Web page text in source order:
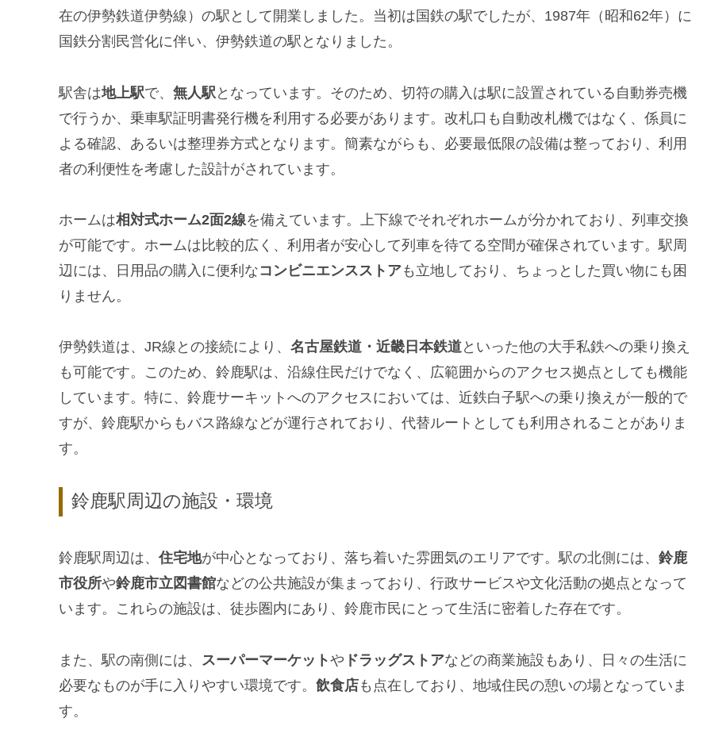
在の伊勢鉄道伊勢線）の駅として開業しました。当初は国鉄の駅でしたが、1987年（昭和62年）に
国鉄分割民営化に伴い、伊勢鉄道の駅となりました。
駅舎は地上駅で、 無人駅 となっています。そのため、切符の購入は駅に設置されている自動券売機
で行うか、乗車駅証明書発行機を利用する必要があります。改札口も自動改札機ではなく、係員に
よる確認、あるいは整理券方式となります。簡素ながらも、必要最低限の設備は整っており、利用
者の利便性を考慮した設計がされています。
ホームは相対式ホーム2面2線を備えています。上下線でそれぞれホームが分かれており、列車交換
が可能です。ホームは比較的広く、利用者が安心して列車を待てる空間が確保されています。駅周
辺には、日用品の購入に便利なコンビニエンスストアも立地しており、ちょっとした買い物にも困
りません。
伊勢鉄道は、JR線との接続により、 名古屋鉄道・近畿日本鉄道といった他の大手私鉄への乗り換え
も可能です。このため、鈴鹿駅は、沿線住民だけでなく、広範囲からのアクセス拠点としても機能
しています。特に、鈴鹿サーキットへのアクセスにおいては、近鉄白子駅への乗り換えが一般的で
すが、鈴鹿駅からもバス路線などが運行されており、代替ルートとしても利用されることがありま
す。
鈴鹿駅周辺の施設・環境
鈴鹿駅周辺は、 住宅地が中心となっており、落ち着いた雰囲気のエリアです。駅の北側には、 鈴鹿
市役所や鈴鹿市立図書館などの公共施設が集まっており、行政サービスや文化活動の拠点となって
います。これらの施設は、徒歩圏内にあり、鈴鹿市民にとって生活に密着した存在です。
また、駅の南側には、 スーパーマーケットや ドラッグストアなどの商業施設もあり、日々の生活に
必要なものが手に入りやすい環境です。 飲食店も点在しており、地域住民の憩いの場となっていま
す。